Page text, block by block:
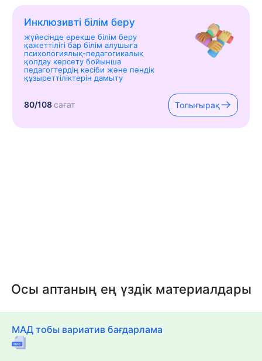
Инклюзивті білім беру
жүйесінде ерекше білім беру
қажеттілігі бар білім алушыға
психологиялық-педагогикалық
қолдау көрсету бойынша
педагогтердің кәсіби және пәндік
құзыреттіліктерін дамыту
80/108сағат Толығырақ
Осы аптаның ең үздік материалдары
МАД тобы вариатив бағдарлама